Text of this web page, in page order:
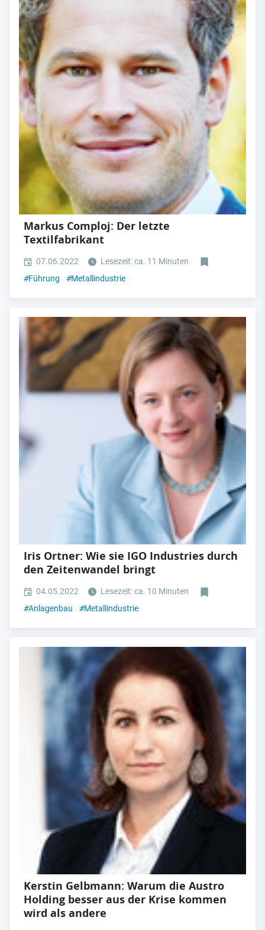
Markus Comploj: Der letzte
Textilfabrikant
07.06.2022
Lesezeit: ca. 11 Minuten
#Führung #Metallindustrie
Iris Ortner: Wie sie IGO Industries durch
den Zeitenwandel bringt
04.05.2022
Lesezeit: ca. 10 Minuten
#Anlagenbau #Metallindustrie
Kerstin Gelbmann: Warum die Austro
Holding besser aus der Krise kommen
wird als andere